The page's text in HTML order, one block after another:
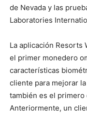
de Nevada y las
Laboratories
La aplicación Resorts
el primer monedero
características
cliente para mejorar
también es el
Anteriormente, un